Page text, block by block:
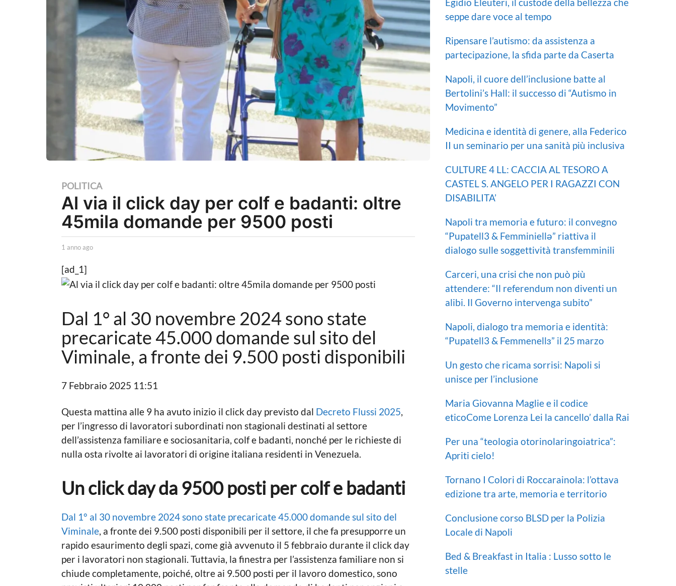
1
a
n
n
g
o
a
n
n
o
g
POLITICA
Al via il click day per colf e badanti: oltre
45mila domande per 9500 posti
b
L
a
P
i
t
i
c
a
L
c
a
e
1 anno ago
o
o
[ad_1]
Dal 1° al 30 novembre 2024 sono state
precaricate 45.000 domande sul sito del
Viminale, a fronte dei 9.500 posti disponibili
7 Febbraio 2025 11:51
Questa mattina alle 9 ha avuto inizio il click day previsto dal Decreto Flussi 2025,
per l’ingresso di lavoratori subordinati non stagionali destinati al settore
dell’assistenza familiare e sociosanitaria, colf e badanti, nonché per le richieste di
nulla osta rivolte ai lavoratori di origine italiana residenti in Venezuela.
Un click day da 9500 posti per colf e badanti
Dal 1° al 30 novembre 2024 sono state precaricate 45.000 domande sul sito del
Viminale, a fronte dei 9.500 posti disponibili per il settore, il che fa presupporre un
rapido esaurimento degli spazi, come già avvenuto il 5 febbraio durante il click day
per i lavoratori non stagionali. Tuttavia, la finestra per l’assistenza familiare non si
chiude completamente, poiché, oltre ai 9.500 posti per il lavoro domestico, sono
seppe dare voce al tempo
Ripensare l’autismo: da assistenza a
partecipazione, la sfida parte da Caserta
Napoli, il cuore dell’inclusione batte al
Bertolini’s Hall: il successo di “Autismo in
Movimento”
Medicina e identità di genere, alla Federico
II un seminario per una sanità più inclusiva
CULTURE 4 LL: CACCIA AL TESORO A
CASTEL S. ANGELO PER I RAGAZZI CON
DISABILITA’
Napoli tra memoria e futuro: il convegno
“Pupatell3 & Femminiellə” riattiva il
dialogo sulle soggettività transfemminili
Carceri, una crisi che non può più
attendere: “Il referendum non diventi un
alibi. Il Governo intervenga subito”
Napoli, dialogo tra memoria e identità:
“Pupatell3 & Femmenellɜ” il 25 marzo
Un gesto che ricama sorrisi: Napoli si
unisce per l’inclusione
Maria Giovanna Maglie e il codice
eticoCome Lorenza Lei la cancello’ dalla Rai
Per una “teologia otorinolaringoiatrica”:
Apriti cielo!
Tornano I Colori di Roccarainola: l’ottava
edizione tra arte, memoria e territorio
Conclusione corso BLSD per la Polizia
Locale di Napoli
Bed & Breakfast in Italia : Lusso sotto le
stelle